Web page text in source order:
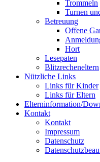
Trommeln
Turnen
Betreuung
Offene
Hort
Lesepaten
Blitzrecheneltern
Nützliche Links
Links für Kinder
Links für Eltern
Elterninformation/
Kontakt
Kontakt
Impressum
Datenschutz